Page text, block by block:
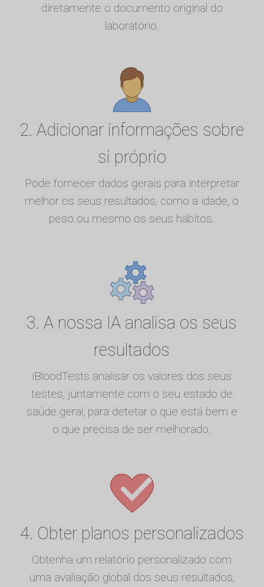
diretamente o documento original do
laboratório.
2. Adicionar informações sobre
si próprio
Pode fornecer dados gerais para interpretar
melhor os seus resultados, como a idade, o
peso ou mesmo os seus hábitos.
3. A nossa IA analisa os seus
resultados
iBloodTests analisar os valores dos seus
testes, juntamente com o seu estado de
saúde geral, para detetar o que está bem e
o que precisa de ser melhorado.
4. Obter planos personalizados
Obtenha um relatório personalizado com
uma avaliação global dos seus resultados,